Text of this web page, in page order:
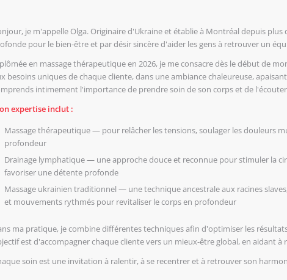
je m'appelle Olga. Originaire d'Ukraine et établie à Montréal depuis plus
pour le bien-être et par désir sincère d'aider les gens à retrouver un
en massage thérapeutique en 2026, je me consacre dès le début de
besoins uniques de chaque cliente, dans une ambiance chaleureuse,
intimement l'importance de prendre soin de son corps et de
expertise inclut :
Massage thérapeutique — pour relâcher les tensions, soulager les douleurs
profondeur
Drainage lymphatique — une approche douce et reconnue pour stimuler la
favoriser une détente profonde
Massage ukrainien traditionnel — une technique ancestrale aux racines
et mouvements rythmés pour revitaliser le corps en profondeur
ma pratique, je combine différentes techniques afin d'optimiser les
est d'accompagner chaque cliente vers un mieux-être global, en aidant
soin est une invitation à ralentir, à se recentrer et à retrouver son